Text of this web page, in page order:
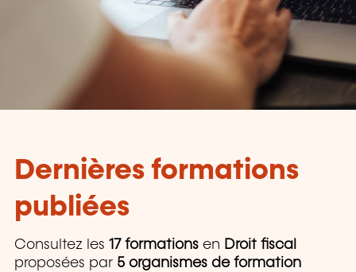
Dernières formations
publiées
Consultez les 17 formations en Droit fiscal
proposées par 5 organismes de formation